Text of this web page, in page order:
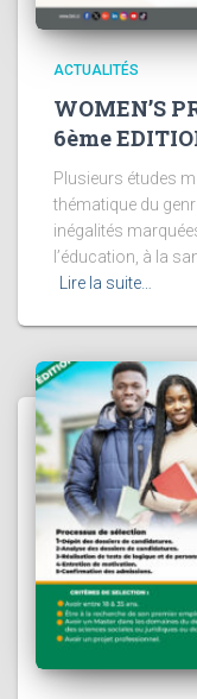
ACTUALITÉS
WOMEN’S
6ème
Plusieurs études
thématique du
inégalités
l’éducation, à la
Lire la suite…